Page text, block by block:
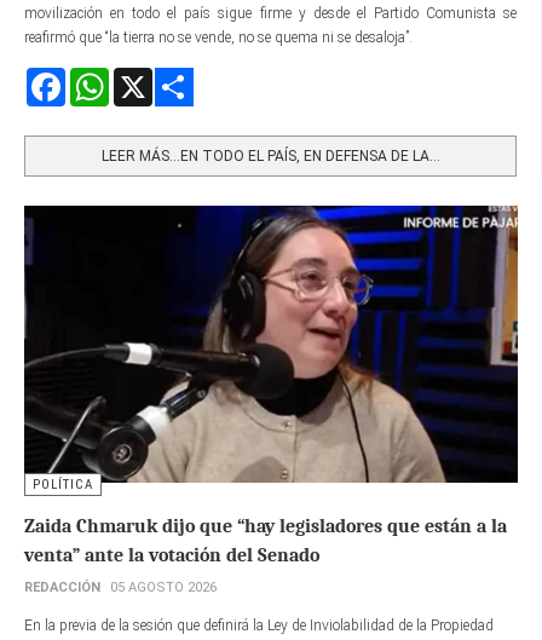
movilización en todo el país sigue firme y desde el Partido Comunista se
reafirmó que “la tierra no se vende, no se quema ni se desaloja”.
FacebookWhatsApp
LEER MÁS…EN TODO EL PAÍS, EN DEFENSA DE LA...
POLÍTICA
Zaida Chmaruk dijo que “hay legisladores que están a la
venta” ante la votación del Senado
REDACCIÓN 05 AGOSTO 2026
En la previa de la sesión que definirá la Ley de Inviolabilidad de la Propiedad